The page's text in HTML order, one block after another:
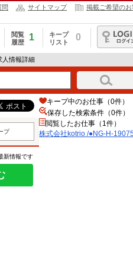
問 サイトマップ 掲載ご希望の
閲覧
履歴
1
キープ
リスト
0
ログイン
人情報詳細
プ
新情報です
キープ中のお仕事（0件）
保存した検索条件（0件）
閲覧したお仕事（1件）
株式会社kotrio /●NG-H-